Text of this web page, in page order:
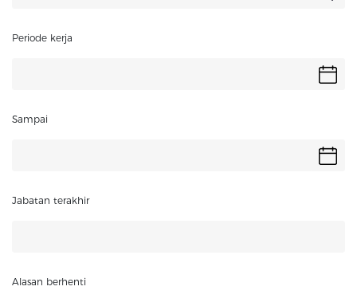
Periode kerja
Sampai
Jabatan terakhir
Alasan berhenti